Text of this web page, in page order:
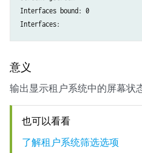
IP unknown protocol
IP bad options
IP strict source route option
ICMP fragmentation
TCP SYN FIN
Interfaces bound: 0
Interfaces:
意义
输出显示租户系统中的屏幕状
也可以看看
了解租户系统筛选选项